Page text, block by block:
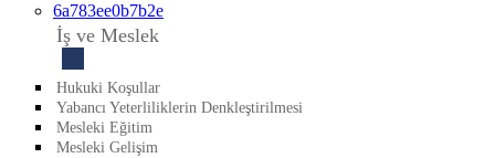
6a783ee0b7b2e
İş ve Meslek
Hukuki Koşullar
Yabancı Yeterliliklerin Denkleştirilmesi
Mesleki Eğitim
Mesleki Gelişim